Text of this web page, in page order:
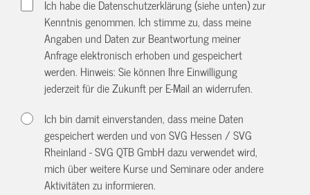
Ich habe die Datenschutzerklärung (siehe unten) zur
Kenntnis genommen. Ich stimme zu, dass meine
Angaben und Daten zur Beantwortung meiner
Anfrage elektronisch erhoben und gespeichert
werden. Hinweis: Sie können Ihre Einwilligung
jederzeit für die Zukunft per E-Mail anwiderrufen.
Ich bin damit einverstanden, dass meine Daten
gespeichert werden und von SVG Hessen / SVG
Rheinland - SVG QTB GmbH dazu verwendet wird,
mich über weitere Kurse und Seminare oder andere
Aktivitäten zu informieren.